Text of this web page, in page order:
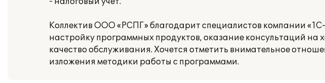
Коллектив ООО «РСПГ» благодарит специалистов компании
настройку программных продуктов, оказание консультаций
качество обслуживания. Хочется отметить внимательное
изложения методики работы с программами.